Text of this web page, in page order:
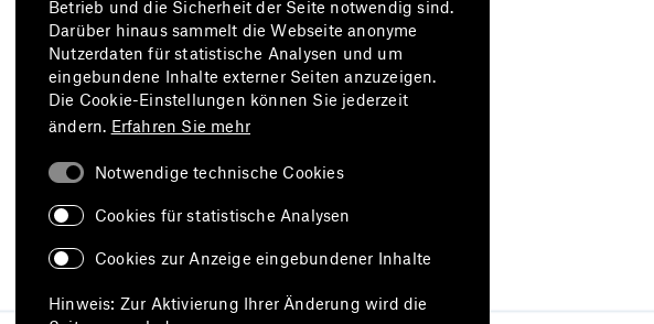
Betrieb und die Sicherheit der Seite notwendig sind.
Darüber hinaus sammelt die Webseite anonyme
Nutzerdaten für statistische Analysen und um
eingebundene Inhalte externer Seiten anzuzeigen.
Die Cookie-Einstellungen können Sie jederzeit
ändern. Erfahren Sie mehr
Notwendige technische Cookies
Cookies für statistische Analysen
Cookies zur Anzeige eingebundener Inhalte
Hinweis: Zur Aktivierung Ihrer Änderung wird die